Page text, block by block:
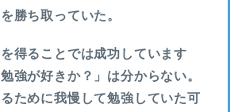
勝ち取っていた。
得ることでは成功しています
強が好きか？」は分からない。
ために我慢して勉強していた可